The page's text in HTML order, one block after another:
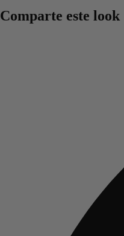
Comparte este look